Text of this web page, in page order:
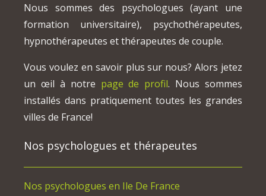
Nous sommes des psychologues (ayant une
formation universitaire), psychothérapeutes,
hypnothérapeutes et thérapeutes de couple.
Vous voulez en savoir plus sur nous? Alors jetez
un œil à notre page de profil. Nous sommes
installés dans pratiquement toutes les grandes
villes de France!
Nos psychologues et thérapeutes
Nos psychologues en Ile De France